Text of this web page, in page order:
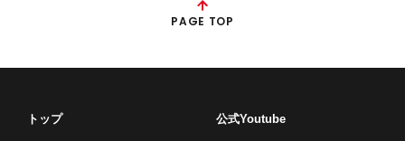
PAGE TOP
トップ 公式Youtube